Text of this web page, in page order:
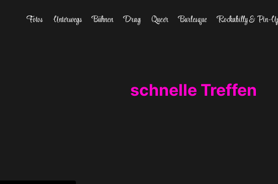
Fotos Unterwegs Bühnen Drag Queer Burlesque Rockabilly & Pin-
schnelle Treffen